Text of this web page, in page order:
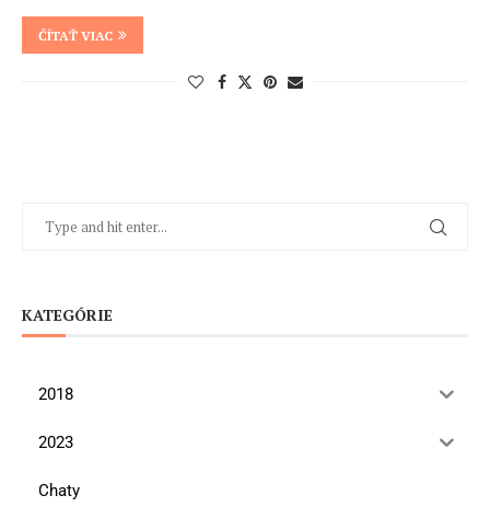
ČÍTAŤ VIAC
KATEGÓRIE
2018
2023
Chaty